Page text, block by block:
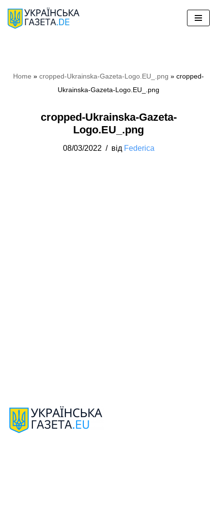
Перейти
Home » cropped-Ukrainska-Gazeta-Logo.EU_.png » cropped-
Ukrainska-Gazeta-Logo.EU_.png
cropped-Ukrainska-Gazeta-
Logo.EU_.png
08/03/2022 від Federica